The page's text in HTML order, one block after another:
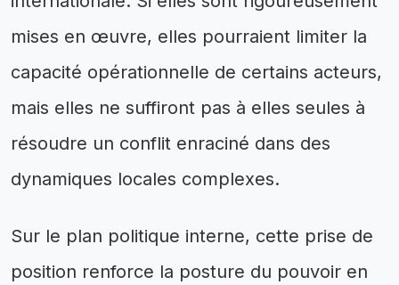
mises en œuvre, elles pourraient limiter la
capacité opérationnelle de certains acteurs,
mais elles ne suffiront pas à elles seules à
résoudre un conflit enraciné dans des
dynamiques locales complexes.
Sur le plan politique interne, cette prise de
position renforce la posture du pouvoir en